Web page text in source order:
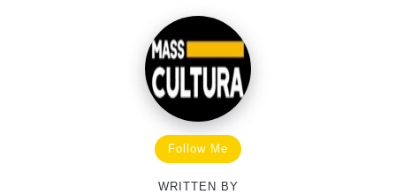
Follow Me
WRITTEN BY